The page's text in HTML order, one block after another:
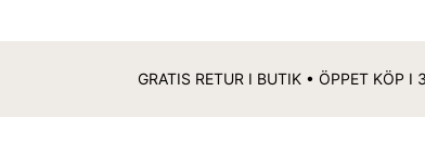
GRATIS RETUR I BUTIK • ÖPPET KÖP